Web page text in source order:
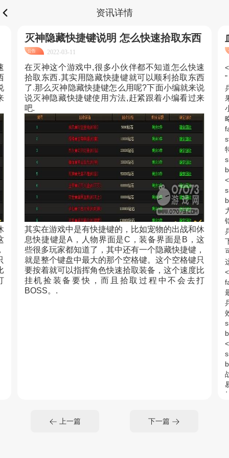
资讯详情
灭神隐藏快捷键说明 怎么快速拾取东西
公告 2022-03-11
在灭神这个游戏中,很多小伙伴都不知道怎么快速
拾取东西.其实用隐藏快捷键就可以顺利拾取东西
了.那么灭神隐藏快捷键怎么用呢?下面小编就来说
说灭神隐藏快捷键使用方法,赶紧跟着小编看过来
吧.
其实在游戏中是有快捷键的，比如宠物的出战和休
息快捷键是A，人物界面是C，装备界面是B，这
些很多玩家都知道了，其中还有一个隐藏快捷键，
就是整个键盘中最大的那个空格键。这个空格键只
要按着就可以指挥角色快速拾取装备，这个速度比
挂机捡装备要快，而且拾取过程中不会去打
BOSS。.
"
上一篇 下一篇